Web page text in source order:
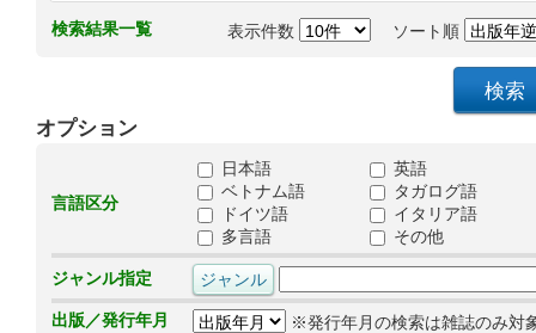
検索結果一覧 表示件数 ソート順
オプション
言語区分
日本語
英語
ベトナム語
タガログ語
ドイツ語
イタリア語
多言語
その他
ジャンル指定
出版／発行年月
※発行年月の検索は雑誌のみ対